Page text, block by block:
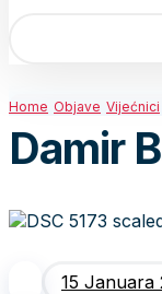
Home Objave Vijećnici
Damir
15 Januara